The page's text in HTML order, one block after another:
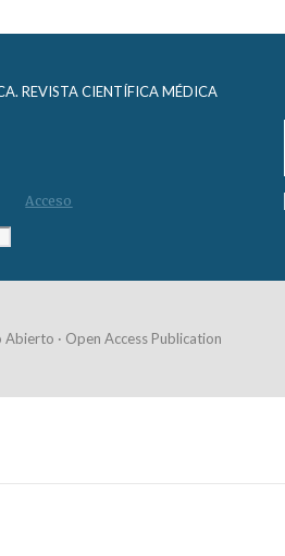
REVISTA CIENTÍFICA MÉDICA
Acceso
Abierto · Open Access Publication